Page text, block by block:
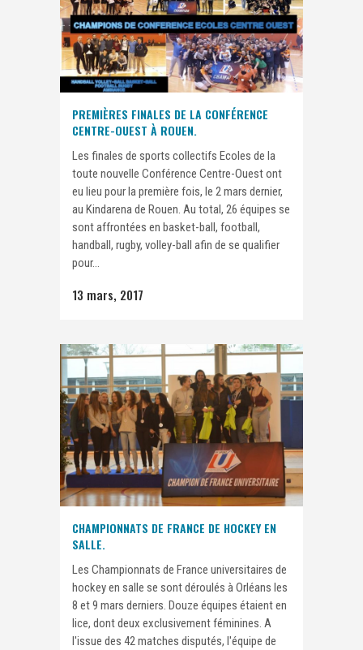
PREMIÈRES FINALES DE LA CONFÉRENCE
CENTRE-OUEST À ROUEN.
Les finales de sports collectifs Ecoles de la
toute nouvelle Conférence Centre-Ouest ont
eu lieu pour la première fois, le 2 mars dernier,
au Kindarena de Rouen. Au total, 26 équipes se
sont affrontées en basket-ball, football,
handball, rugby, volley-ball afin de se qualifier
pour...
13 mars, 2017
CHAMPIONNATS DE FRANCE DE HOCKEY EN
SALLE.
Les Championnats de France universitaires de
hockey en salle se sont déroulés à Orléans les
8 et 9 mars derniers. Douze équipes étaient en
lice, dont deux exclusivement féminines. A
l'issue des 42 matches disputés, l'équipe de